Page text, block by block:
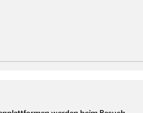
mit Charakter, die aus dem
– unsere Ausbildung bereitet